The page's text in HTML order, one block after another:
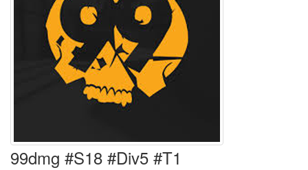
99dmg #S18 #Div5 #T1